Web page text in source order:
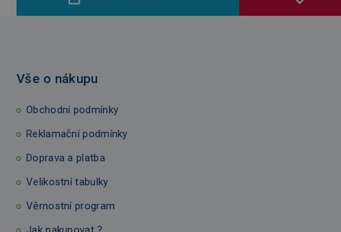
Vše o nákupu
Obchodní podmínky
Reklamační podmínky
Doprava a platba
Velikostní tabulky
Věrnostní program